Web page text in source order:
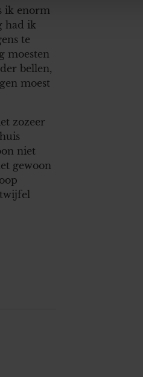
met andere informatie die u
U gaat akkoord met onze
ik enorm
had ik
te
moesten
bellen,
moest
zozeer
niet
gewoon